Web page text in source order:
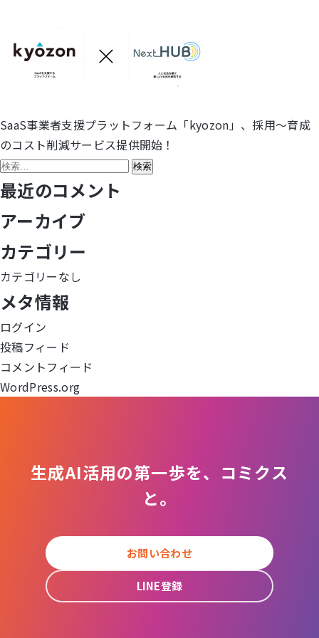
投
稿
ナ
ビ
ゲ
ー
シ
ョ
ン
SaaS事業者支援プラットフォーム「kyozon」、採用～育成
のコスト削減サービス提供開始！
検
索:
最近のコメント
アーカイブ
カテゴリー
カテゴリーなし
メタ情報
ログイン
投稿フィード
コメントフィード
WordPress.org
生成AI活用の第一歩を、コミクス
と。
お問い合わせ
LINE登録